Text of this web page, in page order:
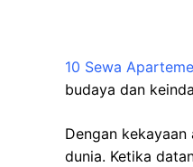
10 Sewa
budaya dan
Dengan
dunia. Ketika